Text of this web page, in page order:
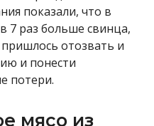
показали, что в
7 раз больше свинца,
отозвать и
и понести
потери.
мясо из